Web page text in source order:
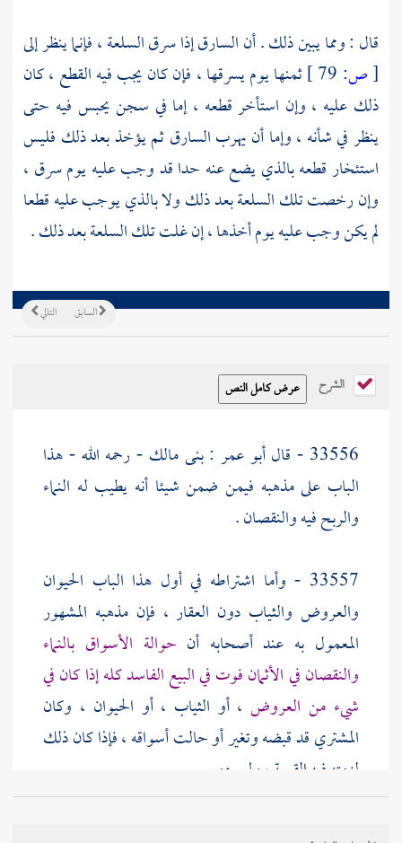
قال : ومما يبين ذلك . أن السارق إذا سرق السلعة ، فإنما ينظر إلى
[ص:
ثمنها يوم يسرقها ، فإن كان يجب فيه القطع ، كان
ذلك عليه ، وإن استأخر قطعه ، إما في سجن يحبس فيه حتى
ينظر في شأنه ، وإما أن يهرب السارق ثم يؤخذ بعد ذلك فليس
استئخار قطعه بالذي يضع عنه حدا قد وجب عليه يوم سرق ،
وإن رخصت تلك السلعة بعد ذلك ولا بالذي يوجب عليه قطعا
لم يكن وجب عليه يوم أخذها ، إن غلت تلك السلعة بعد ذلك .
التالي السابق
الشرح
33556 - قال أبو عمر : بنىمالك - رحمه الله - هذا
الباب على مذهبه فيمن ضمن شيئا أنه يطيب له النماء
والربح فيه والنقصان .
33557 - وأما اشتراطه في أول هذا الباب الحيوان
والعروض والثياب دون العقار ، فإن مذهبه المشهور
المعمول به عند أصحابه أن حوالة الأسواق بالنماء
والنقصان في الأثمان فوت في البيع الفاسد كله إذا كان في
شيء من العروض ، أو الثياب ، أو الحيوان ، وكان
المشتري قد قبضه وتغير أو حالت أسواقه ، فإذا كان ذلك
لزمته فيه القيمة ، ولم يرده .